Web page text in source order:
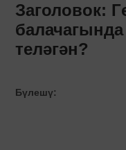
Заголовок:
теләгән?
Бүлешү: